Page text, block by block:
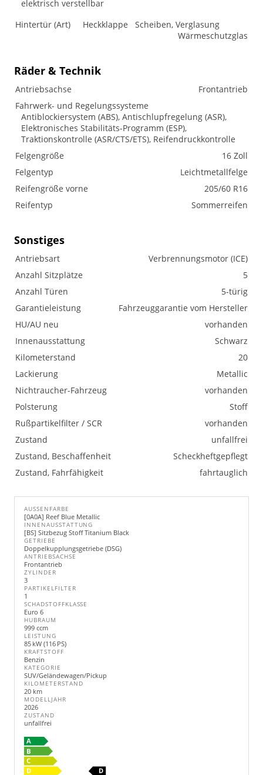
elektrisch verstellbar
Hintertür (Art)
Heckklappe
Scheiben, Verglasung
Wärmeschutzglas
Räder & Technik
Antriebsachse
Frontantrieb
Fahrwerk- und Regelungssysteme
Antiblockiersystem (ABS), Antischlupfregelung (ASR),
Elektronisches Stabilitäts-Programm (ESP),
Traktionskontrolle (ASR/CTS/ETS), Reifendruckkontrolle
Felgengröße
16 Zoll
Felgentyp
Leichtmetallfelge
Reifengröße vorne
205/60 R16
Reifentyp
Sommerreifen
Sonstiges
Antriebsart
Verbrennungsmotor (ICE)
Anzahl Sitzplätze
5
Anzahl Türen
5-türig
Garantieleistung
Fahrzeuggarantie vom Hersteller
HU/AU neu
vorhanden
Innenausstattung
Schwarz
Kilometerstand
20
Lackierung
Metallic
Nichtraucher-Fahrzeug
vorhanden
Polsterung
Stoff
Rußpartikelfilter / SCR
vorhanden
Zustand
unfallfrei
Zustand, Beschaffenheit
Scheckheftgepflegt
Zustand, Fahrfähigkeit
fahrtauglich
AUSSENFARBE
[0A0A] Reef Blue Metallic
INNENAUSSTATTUNG
[BS] Sitzbezug Stoff Titanium Black
GETRIEBE
Doppelkupplungsgetriebe (DSG)
ANTRIEBSACHSE
Frontantrieb
ZYLINDER
3
PARTIKELFILTER
1
SCHADSTOFFKLASSE
Euro 6
HUBRAUM
999 ccm
LEISTUNG
85 kW (116 PS)
KRAFTSTOFF
Benzin
KATEGORIE
SUV/Geländewagen/Pickup
KILOMETERSTAND
20 km
MODELLJAHR
2026
ZUSTAND
unfallfrei